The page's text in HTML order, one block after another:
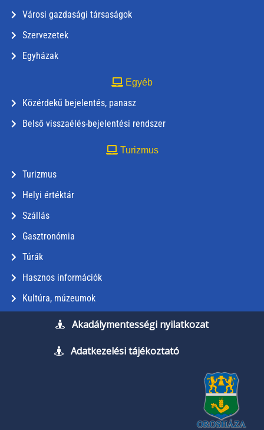
Városi gazdasági társaságok
Szervezetek
Egyházak
Egyéb
Közérdekű bejelentés, panasz
Belső visszaélés-bejelentési rendszer
Turizmus
Turizmus
Helyi értéktár
Szállás
Gasztronómia
Túrák
Hasznos információk
Kultúra, múzeumok
Akadálymentességi nyilatkozat
Adatkezelési tájékoztató